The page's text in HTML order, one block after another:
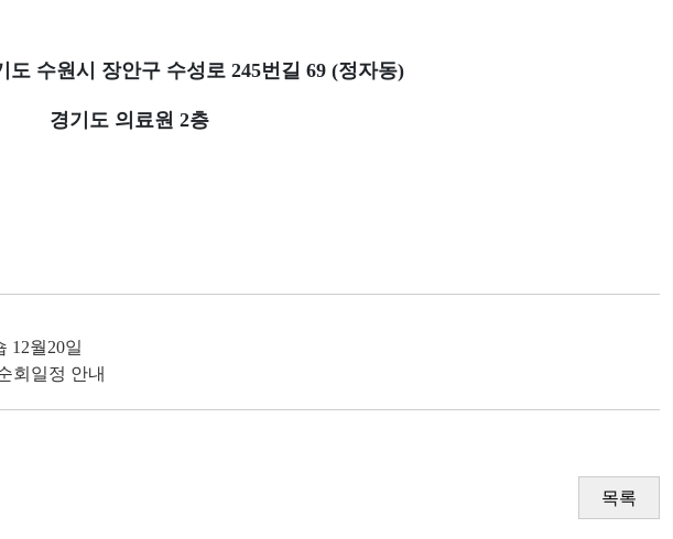
도 수원시 장안구 수성로 245번길 69 (정자동)
경기도 의료원 2층
12월20일
회일정 안내
목록